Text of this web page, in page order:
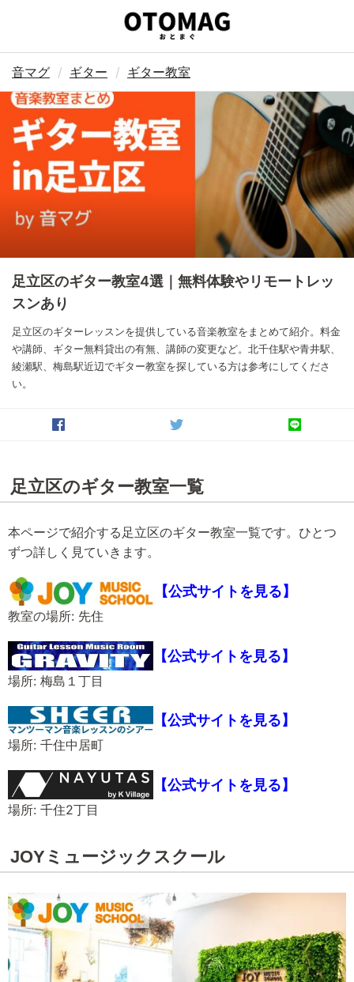
音マグ ギター ギター教室
足立区のギター教室4選｜無料体験やリモートレッ
スンあり
足立区のギターレッスンを提供している音楽教室をまとめて紹介。料金
や講師、ギター無料貸出の有無、講師の変更など。北千住駅や青井駅、
綾瀬駅、梅島駅近辺でギター教室を探している方は参考にしてくださ
い。
足立区のギター教室一覧
本ページで紹介する足立区のギター教室一覧です。ひとつ
ずつ詳しく見ていきます。
【公式サイトを見る】
教室の場所: 先住
【公式サイトを見る】
場所: 梅島１丁目
【公式サイトを見る】
場所: 千住中居町
【公式サイトを見る】
場所: 千住2丁目
JOYミュージックスクール